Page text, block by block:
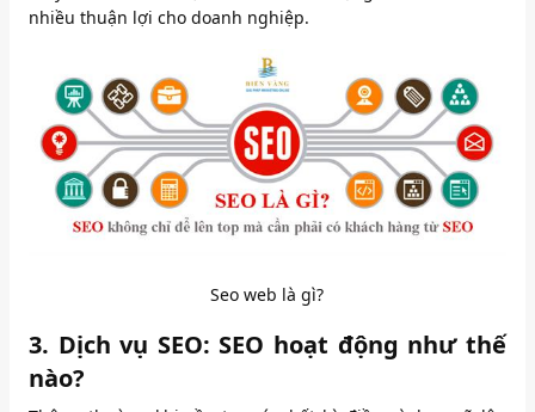
nhiều thuận lợi cho doanh nghiệp.
Seo web là gì?
3. Dịch vụ SEO: SEO hoạt động như thế
nào?